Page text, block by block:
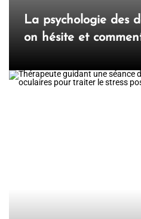
La psychologie des
on hésite et